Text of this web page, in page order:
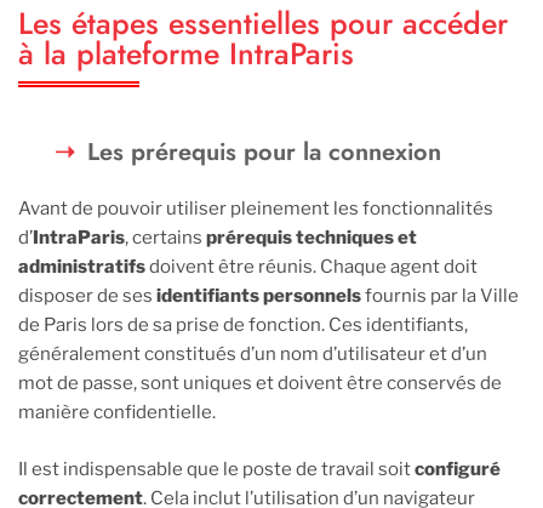
Les étapes essentielles pour accéder
à la plateforme IntraParis
Les prérequis pour la connexion
Avant de pouvoir utiliser pleinement les fonctionnalités
d’IntraParis, certains prérequis techniques et
administratifsdoivent être réunis. Chaque agent doit
disposer de ses identifiants personnelsfournis par la Ville
de Paris lors de sa prise de fonction. Ces identifiants,
généralement constitués d’un nom d’utilisateur et d’un
mot de passe, sont uniques et doivent être conservés de
manière confidentielle.
Il est indispensable que le poste de travail soitconfiguré
correctement. Cela inclut l’utilisation d’un navigateur